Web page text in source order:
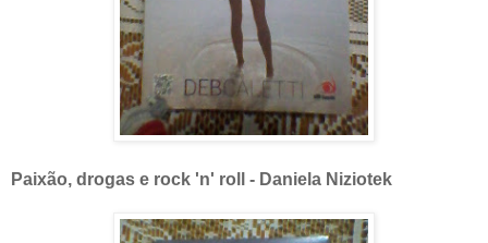
Paixão, drogas e rock 'n' roll - Daniela Niziotek